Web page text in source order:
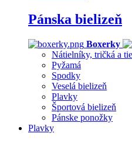
Pánska bielizeň
Boxerky
Nátielníky, tričká a
Pyžamá
Spodky
Veselá bielizeň
Plavky
Športová bielizeň
Pánske ponožky
Plavky